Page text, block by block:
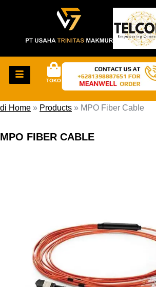
TOKO
di Home » Products » MPO Fiber Cable
MPO FIBER CABLE